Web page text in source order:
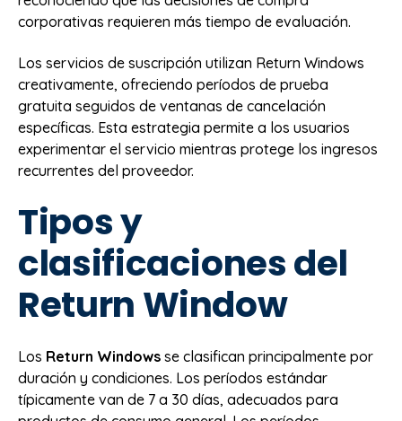
corporativas requieren más tiempo de evaluación.
Los servicios de suscripción utilizan Return Windows
creativamente, ofreciendo períodos de prueba
gratuita seguidos de ventanas de cancelación
específicas. Esta estrategia permite a los usuarios
experimentar el servicio mientras protege los ingresos
recurrentes del proveedor.
Tipos y
clasificaciones del
Return Window
Los Return Windows se clasifican principalmente por
duración y condiciones. Los períodos estándar
típicamente van de 7 a 30 días, adecuados para